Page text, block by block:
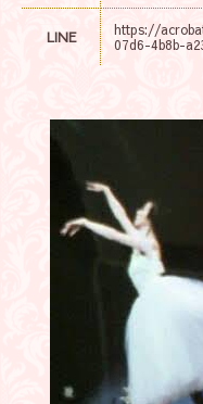
LINE
https://
07d6-4b8b-